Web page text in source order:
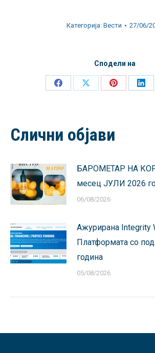
Категорија: Вести 27/06/
Сподели на
Share
Share
Share
Слични објави
БАРОМЕТАР НА
месец ЈУЛИ 2026
06/08/2026
Ажурирана Integrity
Платформата со
година
05/08/2026